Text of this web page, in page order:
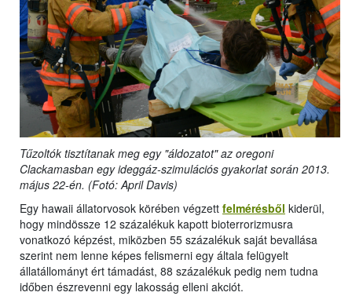
Tűzoltók tisztítanak meg egy "áldozatot" az oregoni
Clackamasban egy ideggáz-szimulációs gyakorlat során 2013.
május 22-én. (Fotó: April Davis)
Egy hawaii állatorvosok körében végzett felmérésből kiderül,
hogy mindössze 12 százalékuk kapott bioterrorizmusra
vonatkozó képzést, miközben 55 százalékuk saját bevallása
szerint nem lenne képes felismerni egy általa felügyelt
állatállományt ért támadást, 88 százalékuk pedig nem tudna
időben észrevenni egy lakosság elleni akciót.